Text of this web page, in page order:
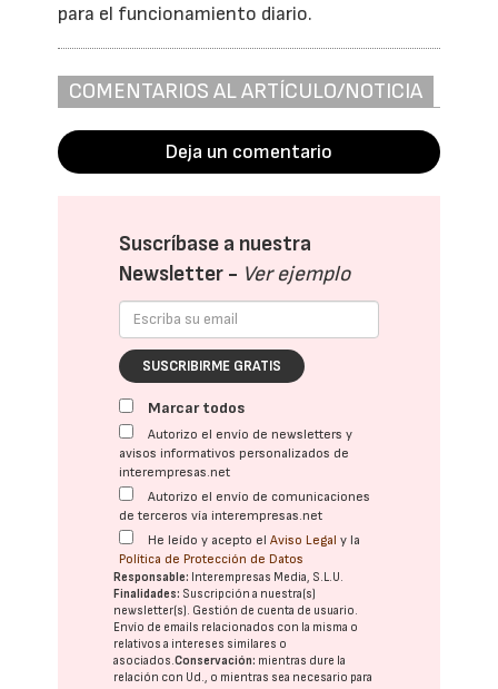
para el funcionamiento diario.
COMENTARIOS AL ARTÍCULO/NOTICIA
Deja un comentario
Suscríbase a nuestra
Newsletter - Ver ejemplo
SUSCRIBIRME GRATIS
Marcar todos
Autorizo el envío de newsletters y
avisos informativos personalizados de
interempresas.net
Autorizo el envío de comunicaciones
de terceros vía interempresas.net
He leído y acepto elAviso Legal y la
Política de Protección de Datos
Responsable: Interempresas Media, S.L.U.
Finalidades: Suscripción a nuestra(s)
newsletter(s). Gestión de cuenta de usuario.
Envío de emails relacionados con la misma o
relativos a intereses similares o
asociados.Conservación: mientras dure la
relación con Ud., o mientras sea necesario para